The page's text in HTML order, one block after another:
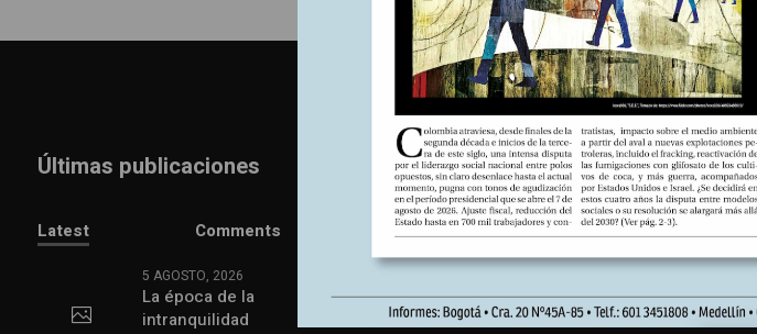
Últimas publicaciones
Latest Comments
5 AGOSTO, 2026
La época de la
intranquilidad